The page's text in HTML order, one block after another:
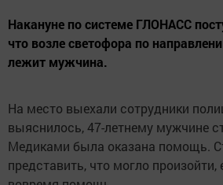
Накануне по системе ГЛОНАСС
что возле светофора по
лежит мужчина.
На место выехали сотрудники
выяснилось, 47-летнему мужчине
Медиками была оказана помощь.
представить, что могло произойти,